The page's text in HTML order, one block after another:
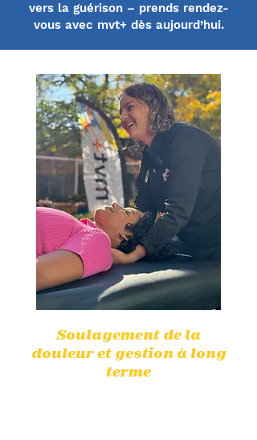
vers la guérison – prends rendez-
vous avec mvt+ dès aujourd’hui.
Soulagement de la
douleur et gestion à long
terme